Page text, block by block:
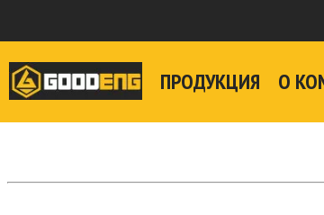
ПРОДУКЦИЯ О